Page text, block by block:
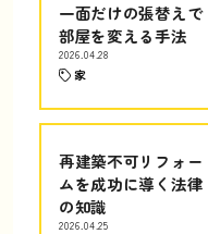
一面だけの張替えで
部屋を変える手法
2026.04.28
家
再建築不可リフォー
ムを成功に導く法律
の知識
2026.04.25